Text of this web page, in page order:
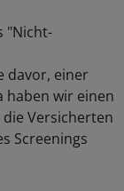
"Nicht-
davor, einer
haben wir einen
Versicherten
Screenings